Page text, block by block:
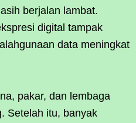
berjalan lambat.
digital tampak
data meningkat
pakar, dan lembaga
Setelah itu, banyak